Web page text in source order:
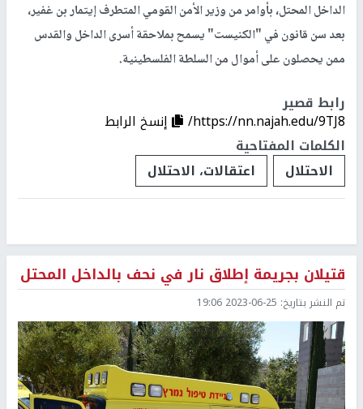
الداخل المحتل، بأوامر من وزير الأمن القومي المتطرف إيتمار بن غفير،
بعد سن قانون في "الكنيست" يسمح بملاحقة أسرى الداخل والقدس
ممن يحصلون على أموال من السلطة الفلسطينية.
رابط قصير
https://nn.najah.edu/9TJ8/
إنسخ الرابط
الكلمات المفتاحية
الاحتلال
اعتقالات، الاحتلال
قتيلان بجريمة إطلاق نار في نحف بالداخل المحتل
تم النشر بتاريخ: 2023-06-25 19:06